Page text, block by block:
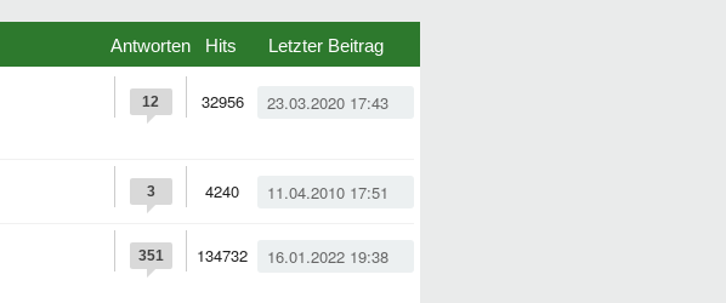
Hits
Antworten Letzter Beitrag
23.03.2020 17:43
32956
12
11.04.2010 17:51
4240
3
16.01.2022 19:38
134732
351